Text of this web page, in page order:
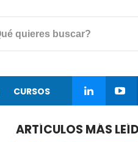
CURSOS
ARTÍCULOS MÁS